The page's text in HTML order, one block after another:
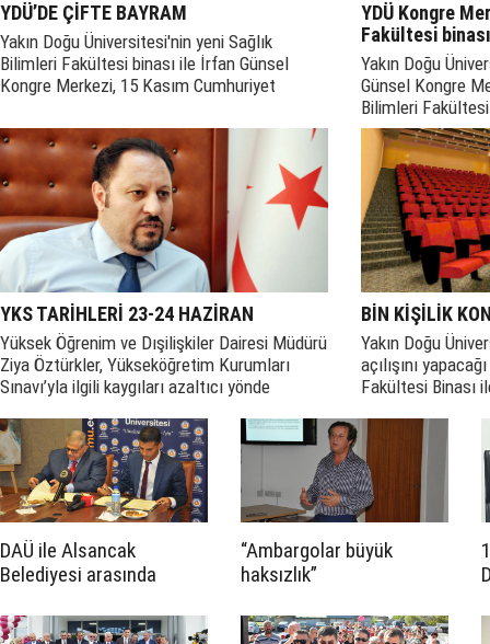
YDÜ’DE ÇİFTE BAYRAM
Yakın Doğu Üniversitesi'nin yeni Sağlık
Bilimleri Fakültesi binası ile İrfan Günsel
Kongre Merkezi, 15 Kasım Cumhuriyet
YDÜ Kongre
Fakültesi
Yakın Doğu
Günsel Kongre
Bilimleri
hizmete açıldı.
YKS TARİHLERİ 23-24 HAZİRAN
Yüksek Öğrenim ve Dışilişkiler Dairesi Müdürü
Ziya Öztürkler, Yükseköğretim Kurumları
Sınavı’yla ilgili kaygıları azaltıcı yönde
BİN KİŞİLİK
Yakın Doğu
açılışını
Fakültesi Binası
DAÜ ile Alsancak
Belediyesi arasında
imzalandı
“Ambargolar büyük
haksızlık”